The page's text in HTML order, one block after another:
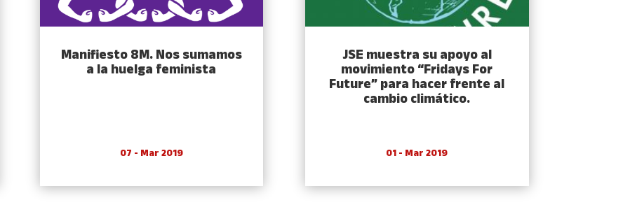
Manifiesto 8M. Nos sumamos
a la huelga feminista
07 - Mar 2019
JSE muestra su apoyo al
movimiento “Fridays For
Future” para hacer frente al
cambio climático.
01 - Mar 2019